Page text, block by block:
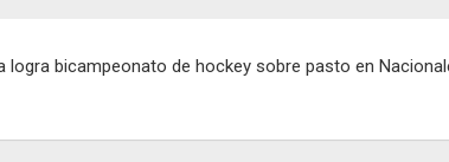
logra bicampeonato de hockey sobre pasto en